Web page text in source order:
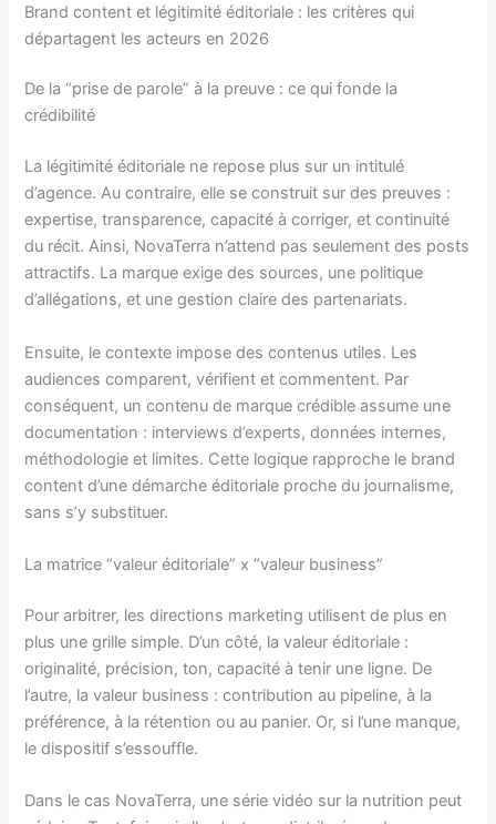
Brand content et légitimité éditoriale : les critères qui
départagent les acteurs en 2026
De la “prise de parole” à la preuve : ce qui fonde la
crédibilité
La légitimité éditoriale ne repose plus sur un intitulé
d’agence. Au contraire, elle se construit sur des preuves :
expertise, transparence, capacité à corriger, et continuité
du récit. Ainsi, NovaTerra n’attend pas seulement des posts
attractifs. La marque exige des sources, une politique
d’allégations, et une gestion claire des partenariats.
Ensuite, le contexte impose des contenus utiles. Les
audiences comparent, vérifient et commentent. Par
conséquent, un contenu de marque crédible assume une
documentation : interviews d’experts, données internes,
méthodologie et limites. Cette logique rapproche le brand
content d’une démarche éditoriale proche du journalisme,
sans s’y substituer.
La matrice “valeur éditoriale” x “valeur business”
Pour arbitrer, les directions marketing utilisent de plus en
plus une grille simple. D’un côté, la valeur éditoriale :
originalité, précision, ton, capacité à tenir une ligne. De
l’autre, la valeur business : contribution au pipeline, à la
préférence, à la rétention ou au panier. Or, si l’une manque,
le dispositif s’essouffle.
Dans le cas NovaTerra, une série vidéo sur la nutrition peut